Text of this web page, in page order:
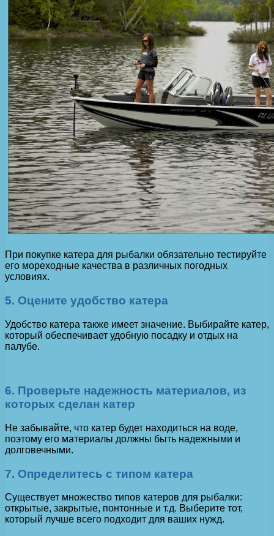
При покупке катера для рыбалки обязательно тестируйте
его мореходные качества в различных погодных
условиях.
5. Оцените удобство катера
Удобство катера также имеет значение. Выбирайте катер,
который обеспечивает удобную посадку и отдых на
палубе.
6. Проверьте надежность материалов, из
которых сделан катер
Не забывайте, что катер будет находиться на воде,
поэтому его материалы должны быть надежными и
долговечными.
7. Определитесь с типом катера
Существует множество типов катеров для рыбалки:
открытые, закрытые, понтонные и т.д. Выберите тот,
который лучше всего подходит для ваших нужд.